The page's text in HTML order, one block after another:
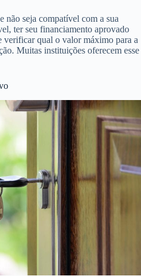
não seja compatível com a sua
ter seu financiamento aprovado
verificar qual o valor máximo para a
Muitas instituições oferecem esse